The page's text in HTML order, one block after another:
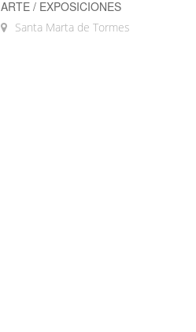
ARTE / EXPOSICIONES
Santa Marta de Tormes